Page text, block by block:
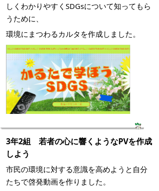
しくわかりやすくSDGsについて知ってもら
うために、
環境にまつわるカルタを作成しました。
3年2組 若者の心に響くようなPVを作成
しよう
市民の環境に対する意識を高めようと自分
たちで啓発動画を作りました。